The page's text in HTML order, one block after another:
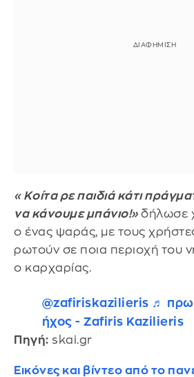
«Κοίτα ρε παιδιά κάτι
να κάνουμε μπάνιο!» δήλωσε
ο ένας ψαράς, με τους
ρωτούν σε ποια περιοχή του
ο καρχαρίας.
@zafiriskazilieris ♬
ήχος - Zafiris Kazilieris
Πηγή: skai.gr
Εικόνες και βίντεο από το